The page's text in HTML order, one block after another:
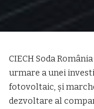
CIECH Soda
urmare a unei
fotovoltaic, și
dezvoltare al